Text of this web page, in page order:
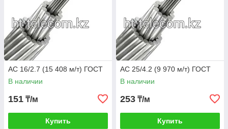
АС 16/2.7 (15 408 м/т) ГОСТ
В наличии
151 ₸/м
Купить
АС 25/4.2 (9 970 м/т) ГОСТ
В наличии
253 ₸/м
Купить